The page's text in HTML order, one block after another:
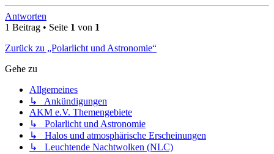
Antworten
1 Beitrag • Seite 1 von 1
Zurück zu „Polarlicht und Astronomie“
Gehe zu
Allgemeines
↳ Ankündigungen
AKM e.V. Themengebiete
↳ Polarlicht und Astronomie
↳ Halos und atmosphärische Erscheinungen
↳ Leuchtende Nachtwolken (NLC)